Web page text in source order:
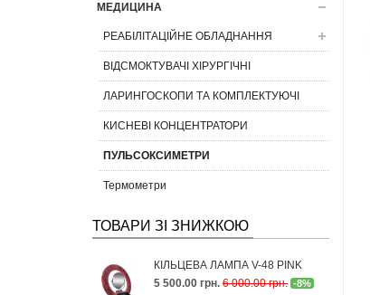
МЕДИЦИНА
РЕАБІЛІТАЦІЙНЕ ОБЛАДНАННЯ
ВІДСМОКТУВАЧІ ХІРУРГІЧНІ
ЛАРИНГОСКОПИ ТА КОМПЛЕКТУЮЧІ
КИСНЕВІ КОНЦЕНТРАТОРИ
ПУЛЬСОКСИМЕТРИ
Термометри
ТОВАРИ ЗІ ЗНИЖКОЮ
КІЛЬЦЕВА ЛАМПА V-48 PINK
5 500.00 грн. 6 000.00 грн. -8%